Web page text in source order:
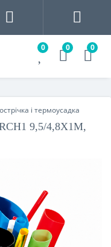
0 0 0
і термоусадка
9,5/4,8Х1М,